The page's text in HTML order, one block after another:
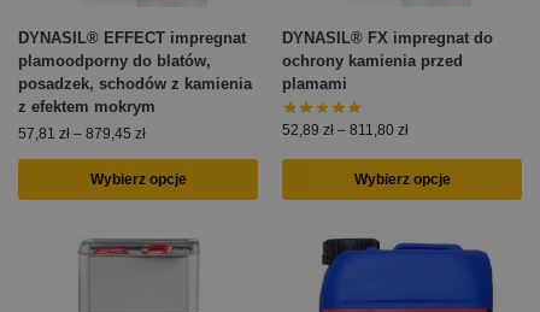
DYNASIL® EFFECT impregnat
plamoodporny do blatów,
posadzek, schodów z kamienia
z efektem mokrym
57,81 zł – 879,45 zł
Wybierz opcje
DYNASIL® FX impregnat do
ochrony kamienia przed
plamami
52,89 zł – 811,80 zł
Wybierz opcje